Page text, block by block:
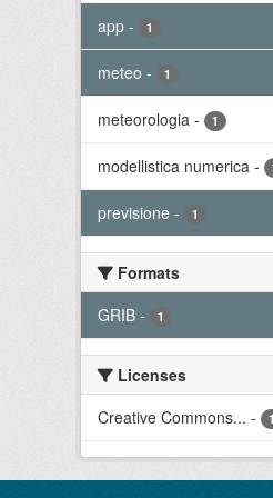
app - 1
meteo - 1
meteorologia - 1
modellistica numerica -
previsione - 1
Formats
GRIB - 1
Licenses
Creative Commons... - 1